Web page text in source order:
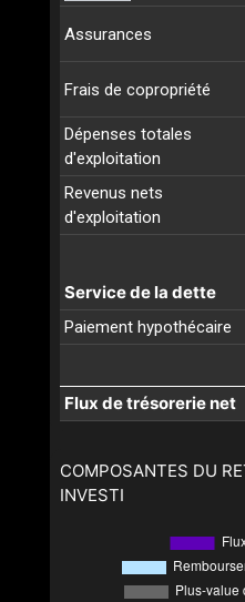
Assurances
Frais de copropriété
Dépenses totales
d'exploitation
Revenus nets
d'exploitation
Service de la dette
Paiement hypothécaire
Flux de trésorerie net
COMPOSANTES DU
INVESTI